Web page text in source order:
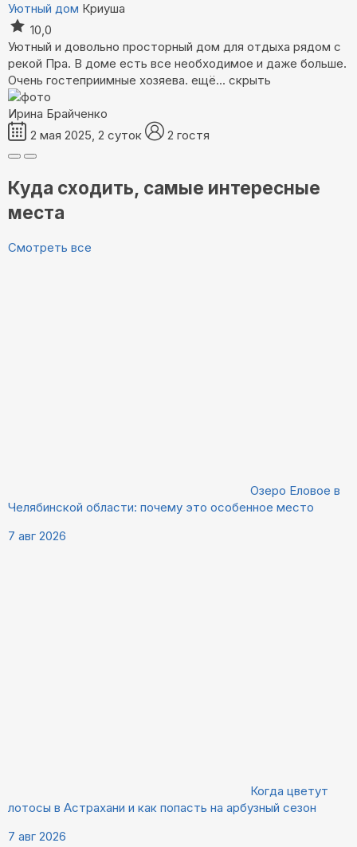
Уютный дом Криуша
10,0
Уютный и довольно просторный дом для отдыха рядом с
рекой Пра. В доме есть все необходимое и даже больше.
Очень гостеприимные хозяева. ещё... скрыть
Ирина Брайченко
2 мая 2025, 2 суток
2 гостя
Куда сходить, самые интересные
места
Смотреть все
Озеро Еловое в
Челябинской области: почему это особенное место
7 авг 2026
Когда цветут
лотосы в Астрахани и как попасть на арбузный сезон
7 авг 2026